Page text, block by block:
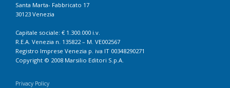
Santa Marta- Fabbricato 17
30123 Venezia
Capitale sociale: € 1.300.000 i.v.
R.E.A. Venezia n. 135822 – M. VE002567
Registro Imprese Venezia p. iva IT 00348290271
Copyright © 2008 Marsilio Editori S.p.A.
Privacy Policy